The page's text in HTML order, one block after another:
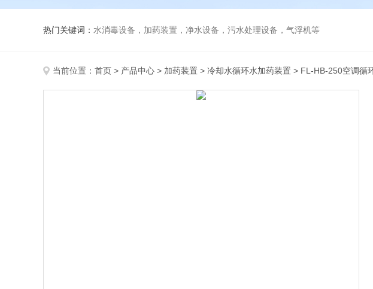
热门关键词： 水消毒设备，加药装置，净水设备，污水处理设备，气浮机等
当前位置： 首页 > 产品中心 > 加药装置 > 冷却水循环水加药装置 > FL-HB-250空调循